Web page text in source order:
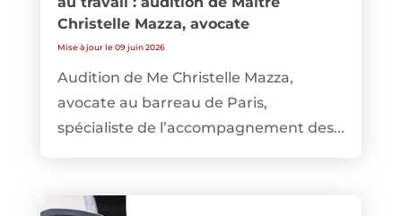
Christelle Mazza, avocate
Mise à jour le 09 juin 2026
Audition de Me Christelle Mazza,
avocate au barreau de Paris,
spécialiste de l’accompagnement des...